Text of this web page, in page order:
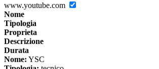
www.youtube.com
Nome
Tipologia
Proprieta
Descrizione
Durata
Nome: YSC